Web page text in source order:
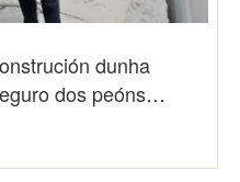
dunha
dos peóns…